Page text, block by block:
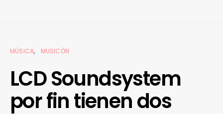
MÚSICA MUSICÓN
LCD Soundsystem
por fin tienen dos